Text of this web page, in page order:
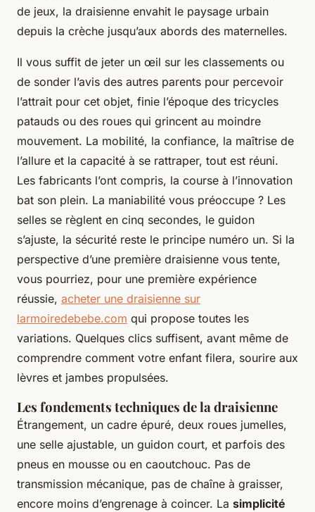
de jeux, la draisienne envahit le paysage urbain
depuis la crèche jusqu’aux abords des maternelles.
Il vous suffit de jeter un œil sur les classements ou
de sonder l’avis des autres parents pour percevoir
l’attrait pour cet objet, finie l’époque des tricycles
patauds ou des roues qui grincent au moindre
mouvement. La mobilité, la confiance, la maîtrise de
l’allure et la capacité à se rattraper, tout est réuni.
Les fabricants l’ont compris, la course à l’innovation
bat son plein. La maniabilité vous préoccupe ? Les
selles se règlent en cinq secondes, le guidon
s’ajuste, la sécurité reste le principe numéro un. Si la
perspective d’une première draisienne vous tente,
vous pourriez, pour une première expérience
réussie, acheter une draisienne sur
larmoiredebebe.com qui propose toutes les
variations. Quelques clics suffisent, avant même de
comprendre comment votre enfant filera, sourire aux
lèvres et jambes propulsées.
Les fondements techniques de la draisienne
Étrangement, un cadre épuré, deux roues jumelles,
une selle ajustable, un guidon court, et parfois des
pneus en mousse ou en caoutchouc. Pas de
transmission mécanique, pas de chaîne à graisser,
encore moins d’engrenage à coincer. La simplicité